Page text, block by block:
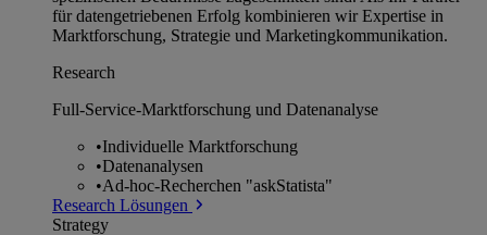
für datengetriebenen Erfolg kombinieren wir Expertise in
Marktforschung, Strategie und Marketingkommunikation.
Research
Full-Service-Marktforschung und Datenanalyse
•Individuelle Marktforschung
•Datenanalysen
•Ad-hoc-Recherchen "askStatista"
Research Lösungen
Strategy